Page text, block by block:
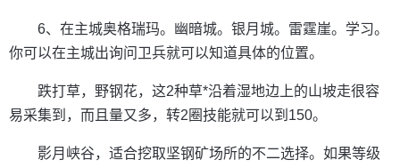
6、在主城奥格瑞玛。幽暗城。银月城。雷霆崖。学习。
你可以在主城出询问卫兵就可以知道具体的位置。
跌打草，野钢花，这2种草*沿着湿地边上的山坡走很容
易采集到，而且量又多，转2圈技能就可以到150。
影月峡谷，适合挖取坚钢矿场所的不二选择。如果等级